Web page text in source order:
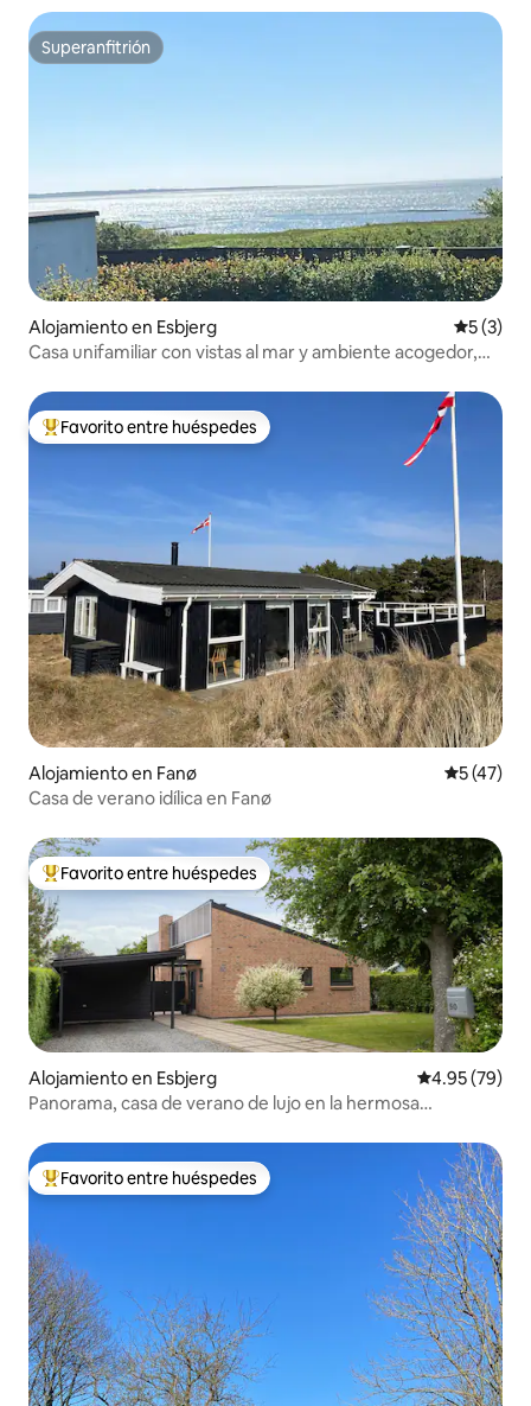
Superanfitrión
Superanfitrión
Alojamiento en Esbjerg
5 (3)
Casa unifamiliar con vistas al mar y ambiente acogedor,
Favorito entre huéspedes preferido
Favorito entre huéspedes
Alojamiento en Fanø
5 (47)
Casa de verano idílica en Fanø
Favorito entre huéspedes preferido
Favorito entre huéspedes
Alojamiento en Esbjerg Calificación
4.95 (79)
Panorama, casa de verano de lujo en la hermosa
Favorito entre huéspedes preferido
Favorito entre huéspedes